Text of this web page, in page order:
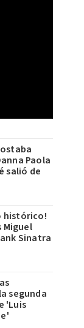
Paola
salió de
histórico!
Miguel
Sinatra
segunda
'Luis